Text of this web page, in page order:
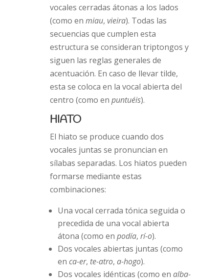
vocales cerradas átonas a los lados
(como en miau, vieira). Todas las
secuencias que cumplen esta
estructura se consideran triptongos y
siguen las reglas generales de
acentuación. En caso de llevar tilde,
esta se coloca en la vocal abierta del
centro (como en puntuéis).
HIATO
El hiato se produce cuando dos
vocales juntas se pronuncian en
sílabas separadas. Los hiatos pueden
formarse mediante estas
combinaciones:
Una vocal cerrada tónica seguida o
precedida de una vocal abierta
átona (como en podía, rí-o).
Dos vocales abiertas juntas (como
en ca-er, te-atro, a-hogo).
Dos vocales idénticas (como en alba-